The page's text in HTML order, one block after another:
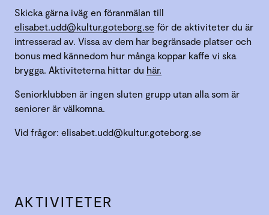
Skicka gärna iväg en föranmälan till
elisabet.udd@kultur.goteborg.se för de aktiviteter du är
intresserad av. Vissa av dem har begränsade platser och
bonus med kännedom hur många koppar kaffe vi ska
brygga. Aktiviteterna hittar du här.
Seniorklubben är ingen sluten grupp utan alla som är
seniorer är välkomna.
Vid frågor: elisabet.udd@kultur.goteborg.se
AKTIVITETER